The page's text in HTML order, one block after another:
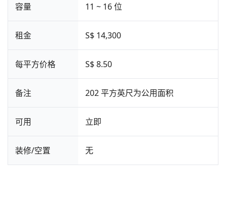
容量 11 ~ 16 位
租金 S$ 14,300
每平方价格 S$ 8.50
备注 202 平方英尺为公用面积
可用 立即
装修/空置 无